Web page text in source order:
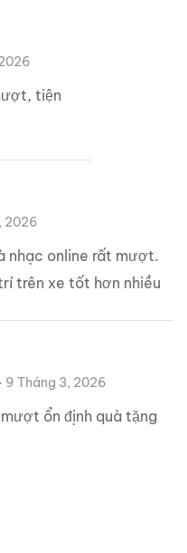
tiện
2026
nhạc online rất mượt.
trên xe tốt hơn nhiều
9 Tháng 3, 2026
ổn định quà tặng